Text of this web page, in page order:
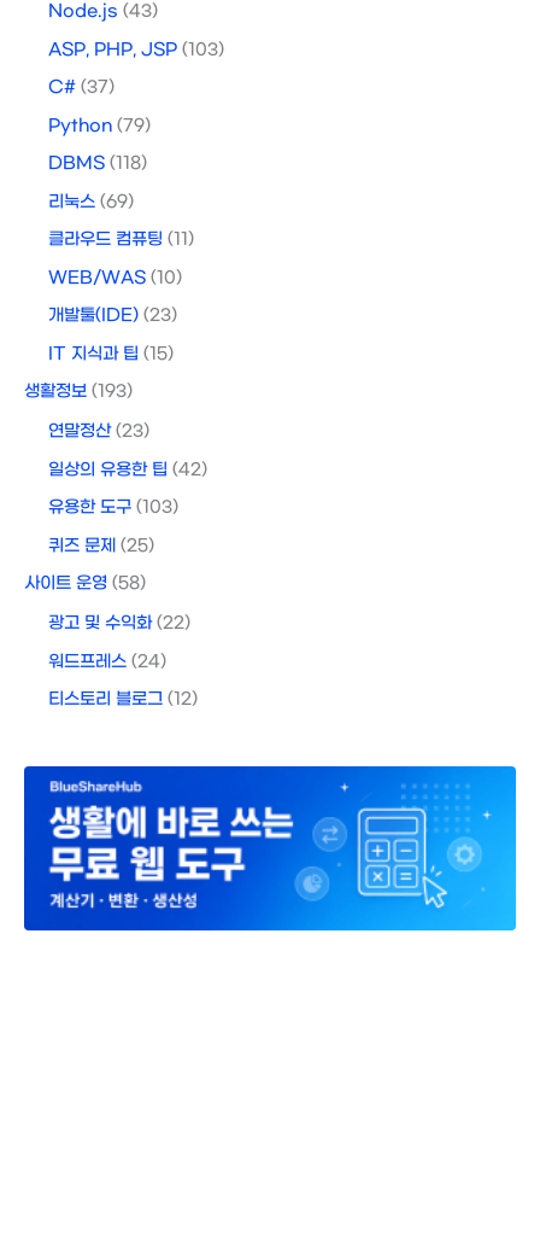
Node.js (43)
ASP, PHP, JSP (103)
C# (37)
Python (79)
DBMS (118)
리눅스 (69)
클라우드 컴퓨팅 (11)
WEB/WAS (10)
개발툴(IDE) (23)
IT 지식과 팁 (15)
생활정보 (193)
연말정산(23)
일상의 유용한 팁 (42)
유용한 도구 (103)
퀴즈 문제 (25)
사이트 운영 (58)
광고 및 수익화(22)
워드프레스 (24)
티스토리 블로그 (12)